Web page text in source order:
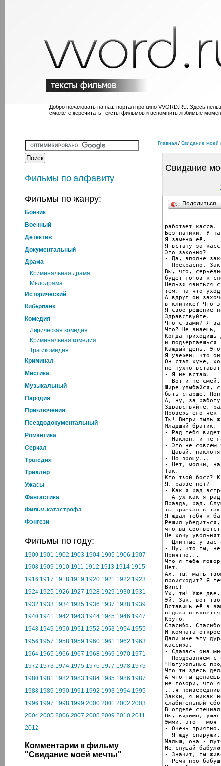
Добро пожаловать на наш портал про кино VVORD.RU. Здесь
сможете перечитать тексты фильмов и вспомнить любимые
Фильмы по алфавиту
Фильмы по жанру:
Боевик
Военный
Детектив
Документальный
Драма
Криминальная драма
Мелодрама
Исторический
Киберпанк
Комедия
Лирическая комедия
Криминальная комедия
Трагикомедия
Криминал
Мистика
Музыкальный
Пародия
Приключения
Псевдодокументальный
Романтика
Cериал
Трагедия
Триллер
Ужасы
Фантастика
Фильм-катастрофа
Фэнтези
Фильмы по году:
1900 1901 1902 1903 1904 1905 1906 1907
1908 1909 1910 1911 1912 1913 1914 1915
1916 1917 1918 1919 1920 1921 1922 1923
1924 1925 1926 1927 1928 1929 1930 1931
1932 1933 1934 1935 1936 1937 1938 1939
1940 1941 1942 1943 1944 1945 1946 1947
1948 1949 1950 1951 1952 1953 1954 1955
1956 1957 1958 1959 1960 1961 1962 1963
1964 1965 1966 1967 1968 1969 1970 1971
1972 1973 1974 1975 1976 1977 1978 1979
1980 1981 1982 1983 1984 1985 1986 1987
1988 1989 1990 1991 1992 1993 1994 1995
1996 1997 1998 1999 2000 2001 2002 2003
2004 2005 2006 2007 2008 2009 2010 2011
2012
Комментарии к фильму
"Свидание моей мечты"
Главная / Свидание моей
Свидание
работает касса.
Без паники. У
Я заменю её.
Я встану за
Это законно?
- Да, вполне
- Прекрасно,
Вы, что,
будет готов к
Нельзя явиться
тем, на что
А вдруг он
в клинике? Что
Я своё решение
Здравствуйте.
Что с вами? Я
Что? Не знаешь,
Когда приходишь
и подвергаешься
Каждый день.
Я уверен, что он
Он стал хуже,
не нужно
- Я не встаю.
- Вот и не смей.
Шире улыбайся,
быть старше.
А, ну, за
Здравствуйте,
Проверь его чек
Ты! Вытри пыль
Младший братик.
- Рад тебя
- Наклон, и не
- Это не совсем
- Давай,
- Но прошу...
- Нет, молчи,
Так.
Кто твой босс?
Я, разве нет?
- Как я рад
- А уж как я рад
Правда, рад.
ты приехал в
Я ждал тебя к
Решил убедиться,
что вы
Не хочу
- Длинные у вас
- Ну, что ты, не
Приятно...
Что я тебе
Нет.
Ах, ты, мать
происходит? Я
Винс!
Ух, ты! Уже две.
Эй, Зак, вот
Вставишь её в
отдыха
Круто.
Спасибо.
И комната
Дали мне эту
кассира.
- Сдалась она
- Поздравляем с
"Натуральные
Что ты здесь
А что ты
не говори, что
...я
Закки, я никак
слабительный
В отделе
Вы, видимо,
Эмми, это - моя
- Очень приятно.
- Я жду снаружи.
Малыш, она -
Не слушай
- Значит, ты
- Речи про